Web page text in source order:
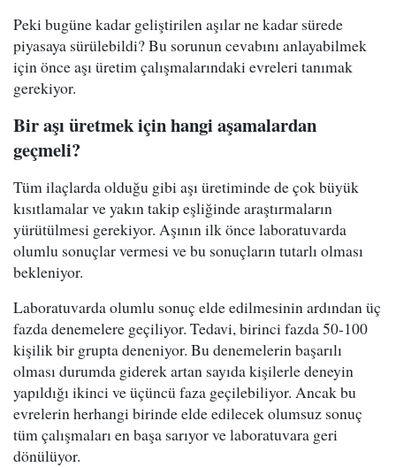
Peki bugüne kadar geliştirilen aşılar ne kadar sürede
piyasaya sürülebildi? Bu sorunun cevabını anlayabilmek
için önce aşı üretim çalışmalarındaki evreleri tanımak
gerekiyor.
Bir aşı üretmek için hangi aşamalardan
geçmeli?
Tüm ilaçlarda olduğu gibi aşı üretiminde de çok büyük
kısıtlamalar ve yakın takip eşliğinde araştırmaların
yürütülmesi gerekiyor. Aşının ilk önce laboratuvarda
olumlu sonuçlar vermesi ve bu sonuçların tutarlı olması
bekleniyor.
Laboratuvarda olumlu sonuç elde edilmesinin ardından üç
fazda denemelere geçiliyor. Tedavi, birinci fazda 50-100
kişilik bir grupta deneniyor. Bu denemelerin başarılı
olması durumda giderek artan sayıda kişilerle deneyin
yapıldığı ikinci ve üçüncü faza geçilebiliyor. Ancak bu
evrelerin herhangi birinde elde edilecek olumsuz sonuç
tüm çalışmaları en başa sarıyor ve laboratuvara geri
dönülüyor.